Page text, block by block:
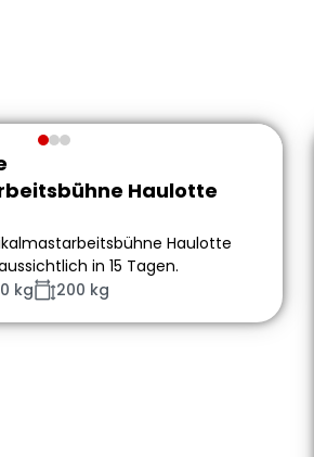
Haulotte
Haulotte
in 15 Tagen.
kg 200 kg